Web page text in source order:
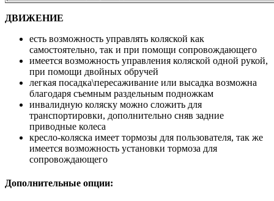
ДВИЖЕНИЕ
есть возможность управлять коляской как
самостоятельно, так и при помощи сопровождающего
имеется возможность управления коляской одной рукой,
при помощи двойных обручей
легкая посадка\пересаживание или высадка возможна
благодаря съемным раздельным подножкам
инвалидную коляску можно сложить для
транспортировки, дополнительно сняв задние
приводные колеса
кресло-коляска имеет тормозы для пользователя, так же
имеется возможность установки тормоза для
сопровождающего
Дополнительные опции: